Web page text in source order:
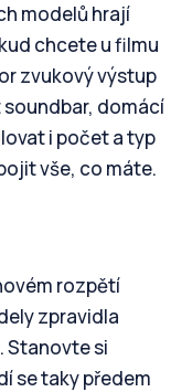
modelů hrají
chcete u filmu
zvukový výstup
domácí
i počet a typ
vše, co máte.
rozpětí
zpravidla
Stanovte si
se taky předem